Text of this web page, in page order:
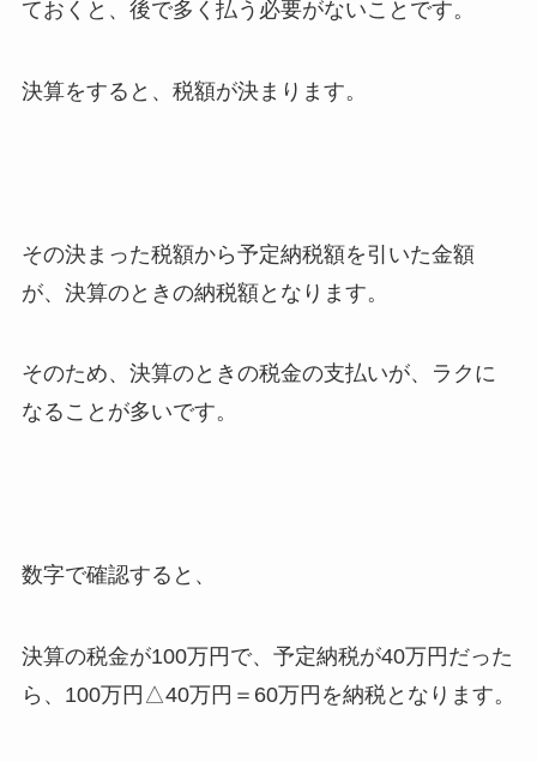
ておくと、後で多く払う必要がないことです。
決算をすると、税額が決まります。
その決まった税額から予定納税額を引いた金額
が、決算のときの納税額となります。
そのため、決算のときの税金の支払いが、ラクに
なることが多いです。
数字で確認すると、
決算の税金が100万円で、予定納税が40万円だった
ら、100万円△40万円＝60万円を納税となります。